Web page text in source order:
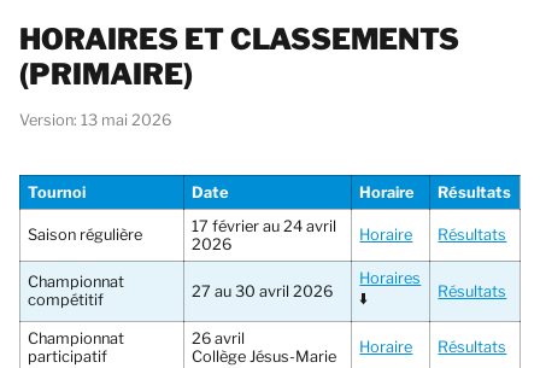
HORAIRES ET CLASSEMENTS
(PRIMAIRE)
Version: 13 mai 2026
Tournoi Date Horaire Résultats
Saison régulière
17 février au 24 avril
2026
Horaire Résultats
Championnat
compétitif
27 au 30 avril 2026
Horaires
⬇️
Résultats
Championnat
participatif
26 avril
Collège Jésus-Marie
Horaire Résultats